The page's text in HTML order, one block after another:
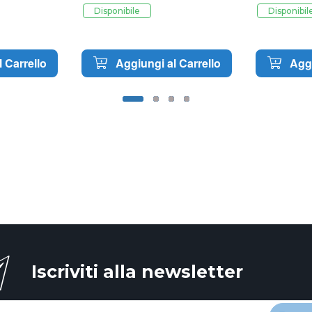
Carrello
Disponibile
Aggiungi al Carrello
Iscriviti alla newsletter